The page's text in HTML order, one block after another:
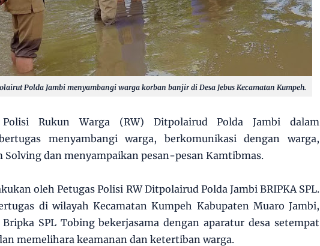
Polda Jambi menyambangi warga korban banjir di Desa Jebus Kecamatan Kumpeh.
Rukun Warga (RW) Ditpolairud Polda Jambi dalam
menyambangi warga, berkomunikasi dengan warga,
Solving dan menyampaikan pesan-pesan Kamtibmas.
oleh Petugas Polisi RW Ditpolairud Polda Jambi BRIPKA SPL.
di wilayah Kecamatan Kumpeh Kabupaten Muaro Jambi,
SPL Tobing bekerjasama dengan aparatur desa setempat
memelihara keamanan dan ketertiban warga.